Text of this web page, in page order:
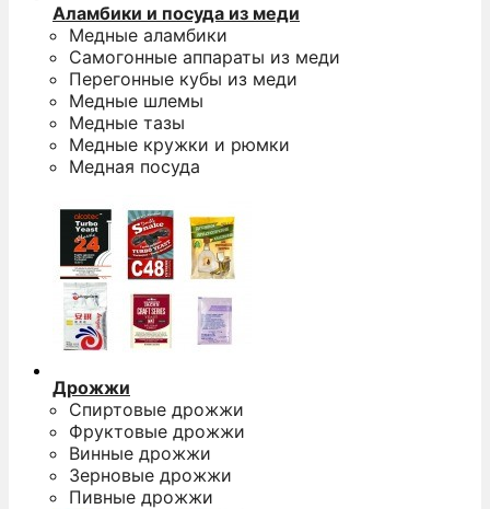
Аламбики и посуда из меди
Медные аламбики
Самогонные аппараты из меди
Перегонные кубы из меди
Медные шлемы
Медные тазы
Медные кружки и рюмки
Медная посуда
Дрожжи
Спиртовые дрожжи
Фруктовые дрожжи
Винные дрожжи
Зерновые дрожжи
Пивные дрожжи